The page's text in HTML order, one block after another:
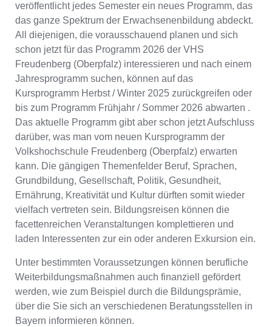
veröffentlicht jedes Semester ein neues Programm, das
das ganze Spektrum der Erwachsenenbildung abdeckt.
All diejenigen, die vorausschauend planen und sich
schon jetzt für das Programm 2026 der VHS
Freudenberg (Oberpfalz) interessieren und nach einem
Jahresprogramm suchen, können auf das
Kursprogramm Herbst / Winter 2025 zurückgreifen oder
bis zum Programm Frühjahr / Sommer 2026 abwarten .
Das aktuelle Programm gibt aber schon jetzt Aufschluss
darüber, was man vom neuen Kursprogramm der
Volkshochschule Freudenberg (Oberpfalz) erwarten
kann. Die gängigen Themenfelder Beruf, Sprachen,
Grundbildung, Gesellschaft, Politik, Gesundheit,
Ernährung, Kreativität und Kultur dürften somit wieder
vielfach vertreten sein. Bildungsreisen können die
facettenreichen Veranstaltungen komplettieren und
laden Interessenten zur ein oder anderen Exkursion ein.
Unter bestimmten Voraussetzungen können berufliche
Weiterbildungsmaßnahmen auch finanziell gefördert
werden, wie zum Beispiel durch die Bildungsprämie,
über die Sie sich an verschiedenen Beratungsstellen in
Bayern informieren können.